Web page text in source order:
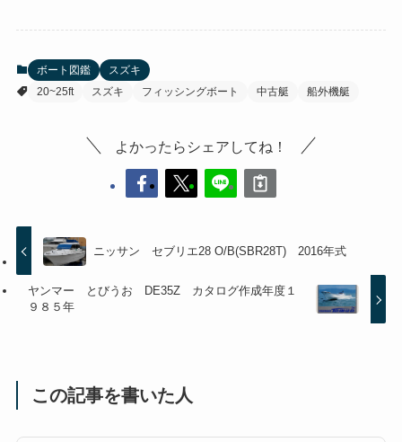
ボート図鑑
スズキ
20~25ft
スズキ フィッシングボート 中古艇 船外機艇
よかったらシェアしてね！
ニッサン セブリエ28 O/B(SBR28T) 2016年式
ヤンマー とびうお DE35Z カタログ作成年度１
９８５年
この記事を書いた人